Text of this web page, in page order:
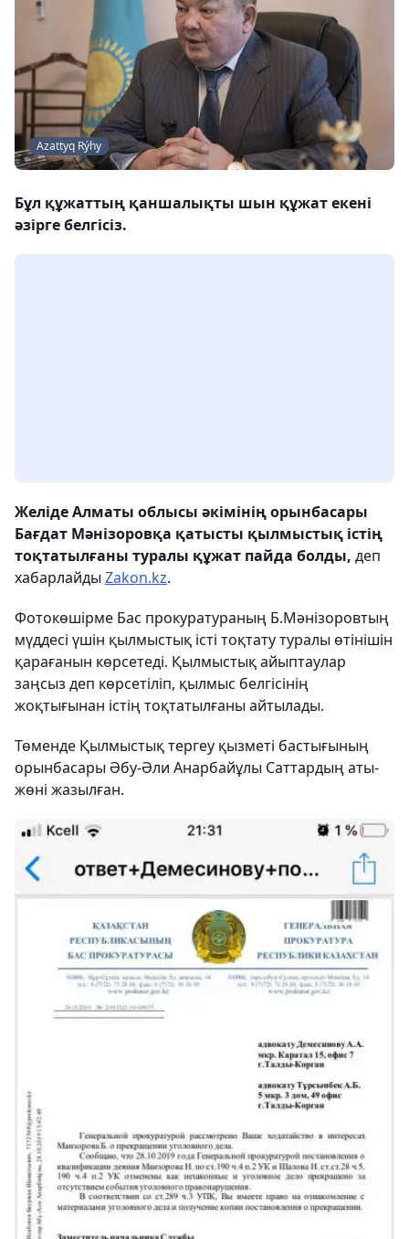
Azattyq Rýhy
Бұл құжаттың қаншалықты шын құжат екені
әзірге белгісіз.
Желіде Алматы облысы әкімінің орынбасары
Бағдат Мәнізоровқа қатысты қылмыстық істің
тоқтатылғаны туралы құжат пайда болды, деп
хабарлайды Zakon.kz.
Фотокөшірме Бас прокуратураның Б.Мәнізоровтың
мүддесі үшін қылмыстық істі тоқтату туралы өтінішін
қарағанын көрсетеді. Қылмыстық айыптаулар
заңсыз деп көрсетіліп, қылмыс белгісінің
жоқтығынан істің тоқтатылғаны айтылады.
Төменде Қылмыстық тергеу қызметі бастығының
орынбасары Әбу-Әли Анарбайұлы Саттардың аты-
жөні жазылған.